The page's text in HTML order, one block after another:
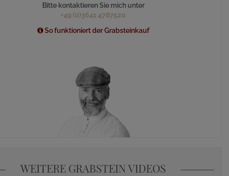
Bitte kontaktieren Sie mich unter
+49 (0)3641 4787520
So funktioniert der Grabsteinkauf
WEITERE GRABSTEIN VIDEOS